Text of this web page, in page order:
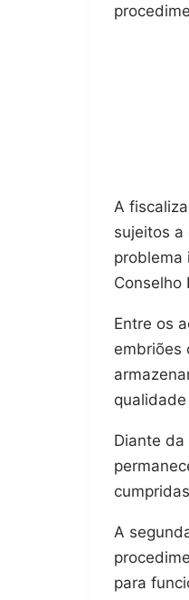
A
sujeitos a
problema
Conselho
Entre os
embriões
Diante
A
para